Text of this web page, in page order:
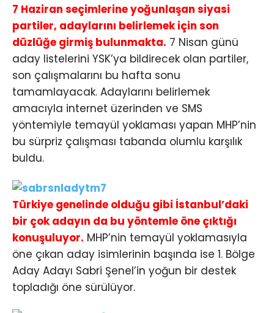
7 Haziran seçimlerine yoğunlaşan siyasi
partiler, adaylarını belirlemek için son
düzlüğe girmiş bulunmakta. 7 Nisan günü
aday listelerini YSK’ya bildirecek olan partiler,
son çalışmalarını bu hafta sonu
tamamlayacak. Adaylarını belirlemek
amacıyla internet üzerinden ve SMS
yöntemiyle temayül yoklaması yapan MHP’nin
bu sürpriz çalışması tabanda olumlu karşılık
buldu.
Türkiye genelinde olduğu gibi İstanbul’daki
bir çok adayın da bu yöntemle öne çıktığı
konuşuluyor. MHP’nin temayül yoklamasıyla
öne çıkan aday isimlerinin başında ise 1. Bölge
Aday Adayı Sabri Şenel’in yoğun bir destek
topladığı öne sürülüyor.